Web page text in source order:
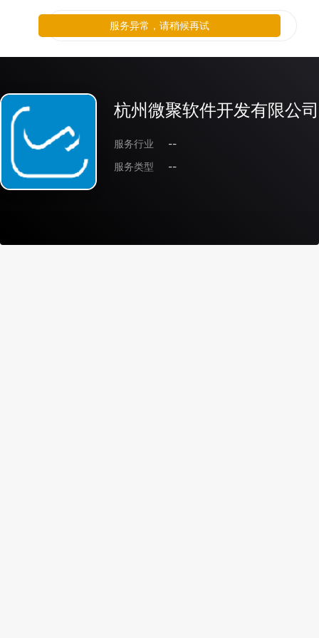
杭州微聚软件开发有限公司
服务行业
--
服务类型
--
服务异常，请稍候再试